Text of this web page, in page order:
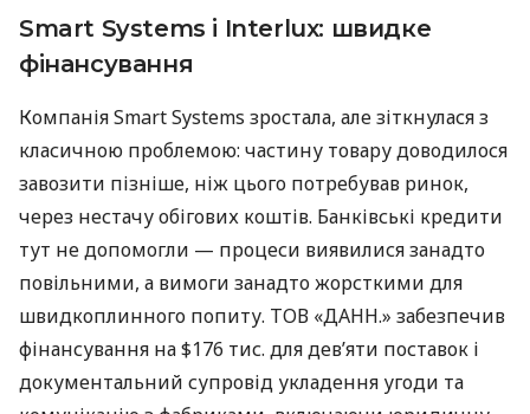
Smart Systems і Interlux: швидке
фінансування
Компанія Smart Systems зростала, але зіткнулася з
класичною проблемою: частину товару доводилося
завозити пізніше, ніж цього потребував ринок,
через нестачу обігових коштів. Банківські кредити
тут не допомогли — процеси виявилися занадто
повільними, а вимоги занадто жорсткими для
швидкоплинного попиту. ТОВ «ДАНН.» забезпечив
фінансування на $176 тис. для дев’яти поставок і
документальний супровід укладення угоди та